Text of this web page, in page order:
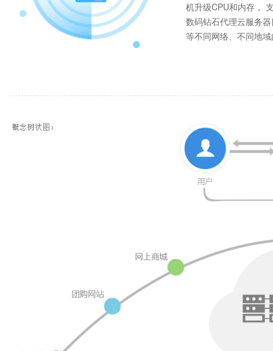
机升级CPU和内存，
数码钻石代理云服务
等不同网络、不同地